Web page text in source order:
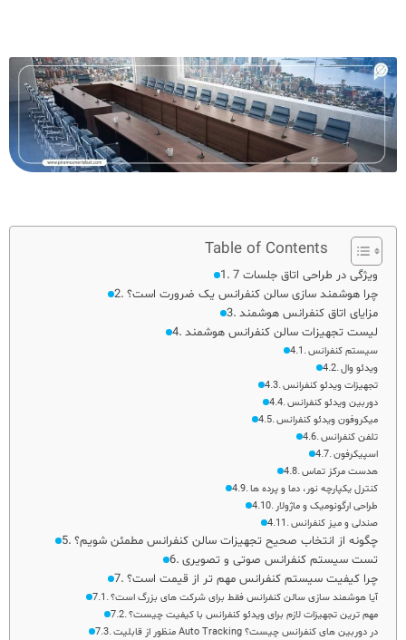
Table of Contents
7 ویژگی در طراحی اتاق جلسات
چرا هوشمند سازی سالن کنفرانس یک ضرورت است؟
مزایای اتاق کنفرانس هوشمند
لیست تجهیزات سالن کنفرانس هوشمند
سیستم کنفرانس
ویدئو وال
تجهیزات ویدئو کنفرانس
دوربین ویدئو کنفرانس
میکروفون ویدئو کنفرانس
تلفن کنفرانس
هدست مرکز تماس
کنترل یکپارچه نور، دما و پرده‌ ها
طراحی ارگونومیک و ماژولار
صندلی و میز کنفرانس
چگونه از انتخاب صحیح تجهیزات سالن کنفرانس مطمئن شویم؟
تست سیستم کنفرانس صوتی و تصویری
چرا کیفیت سیستم کنفرانس مهم‌ تر از قیمت است؟
آیا هوشمند سازی سالن کنفرانس فقط برای شرکت‌ های بزرگ است؟
مهم‌ ترین تجهیزات لازم برای ویدئو کنفرانس با کیفیت چیست؟
منظور از قابلیت Auto Tracking در دوربین‌ های کنفرانس چیست؟